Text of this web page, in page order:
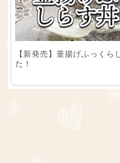
【新発売】釜揚げふっくら
た！